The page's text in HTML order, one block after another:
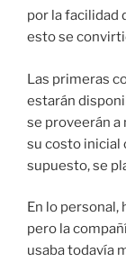
por la facilidad
esto se
Las primeras
estarán
se proveerán a
su costo inicial
supuesto, se
En lo personal,
pero la
usaba todavía